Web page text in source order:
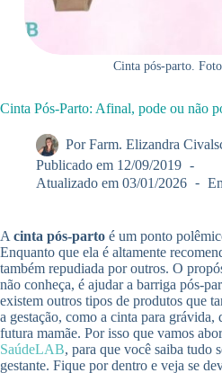
Cinta pós-parto.
Cinta Pós-Parto: Afinal, pode ou não
Por Farm. Elizandra
Publicado em 12/09/2019
Atualizado em 03/01/2026
A cinta pós-parto é um ponto
Enquanto que ela é altamente
também repudiada por outros. O
não conheça, é ajudar a barriga pós-
existem outros tipos de produtos que
a gestação, como a cinta para grávida,
futura mamãe. Por isso que vamos
SaúdeLAB, para que você saiba tudo
gestante. Fique por dentro e veja se